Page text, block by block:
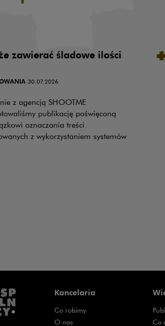
zawierać śladowe ilości
30.07.2026
z agencją SHOOTME
publikację poświęconą
oznaczania treści
z wykorzystaniem systemów
Kancelaria
Co robimy
O nas
Co